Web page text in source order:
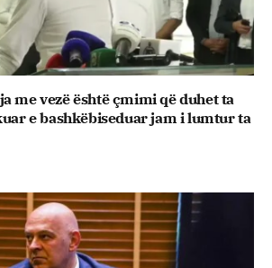
me vezë është çmimi që duhet ta
e bashkëbiseduar jam i lumtur ta